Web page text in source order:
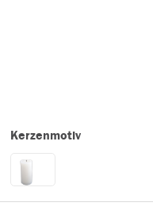
Kerzenmotiv